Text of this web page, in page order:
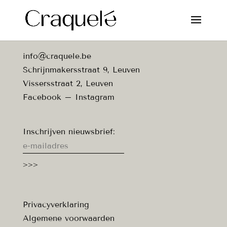
info@craquele.be
Schrijnmakersstraat 9, Leuven
Vissersstraat 2, Leuven
Facebook– Instagram
Inschrijven nieuwsbrief:
Privacyverklaring
Algemene voorwaarden